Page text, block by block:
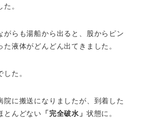
。
がらも湯船から出ると、股からピン
液体がどんどん出てきました。
た。
院に搬送になりましたが、到着した
とんどない 「完全破水」 状態に。